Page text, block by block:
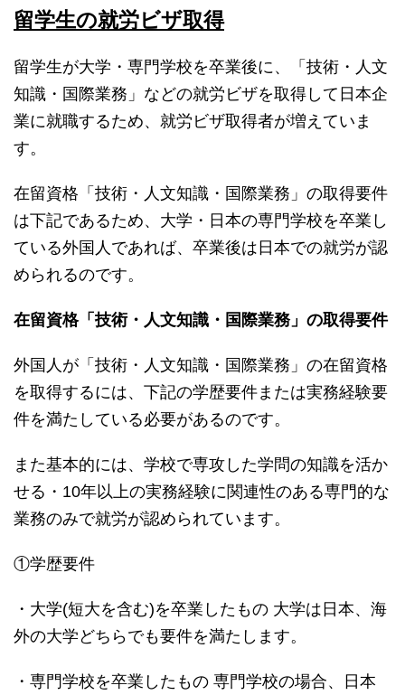
留学生の就労ビザ取得
留学生が大学・専門学校を卒業後に、「技術・人文
知識・国際業務」などの就労ビザを取得して日本企
業に就職するため、就労ビザ取得者が増えていま
す。
在留資格「技術・人文知識・国際業務」の取得要件
は下記であるため、大学・日本の専門学校を卒業し
ている外国人であれば、卒業後は日本での就労が認
められるのです。
在留資格「技術・人文知識・国際業務」の取得要件
外国人が「技術・人文知識・国際業務」の在留資格
を取得するには、下記の学歴要件または実務経験要
件を満たしている必要があるのです。
また基本的には、学校で専攻した学問の知識を活か
せる・10年以上の実務経験に関連性のある専門的な
業務のみで就労が認められています。
①学歴要件
・大学(短大を含む)を卒業したもの 大学は日本、海
外の大学どちらでも要件を満たします。
・専門学校を卒業したもの 専門学校の場合、日本